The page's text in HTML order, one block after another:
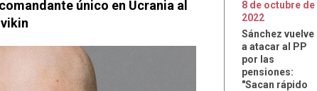
único en Ucrania al
8 de octubre de
2022
Sánchez vuelve
a atacar al PP
por las
pensiones:
"Sacan rápido